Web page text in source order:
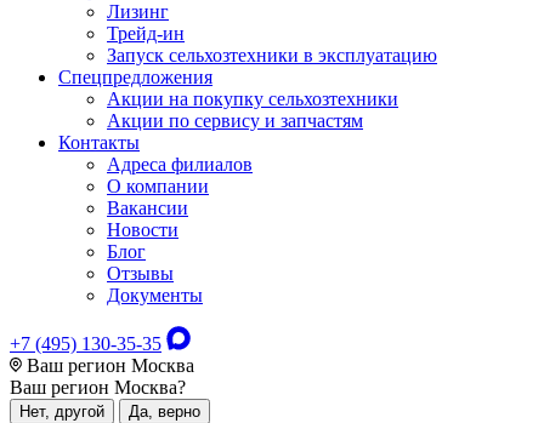
Лизинг
Трейд-ин
Запуск сельхозтехники в эксплуатацию
Спецпредложения
Акции на покупку сельхозтехники
Акции по сервису и запчастям
Контакты
Адреса филиалов
О компании
Вакансии
Новости
Блог
Отзывы
Документы
+7 (495) 130-35-35
Ваш регион Москва
Ваш регион Москва?
Нет, другой Да, верно